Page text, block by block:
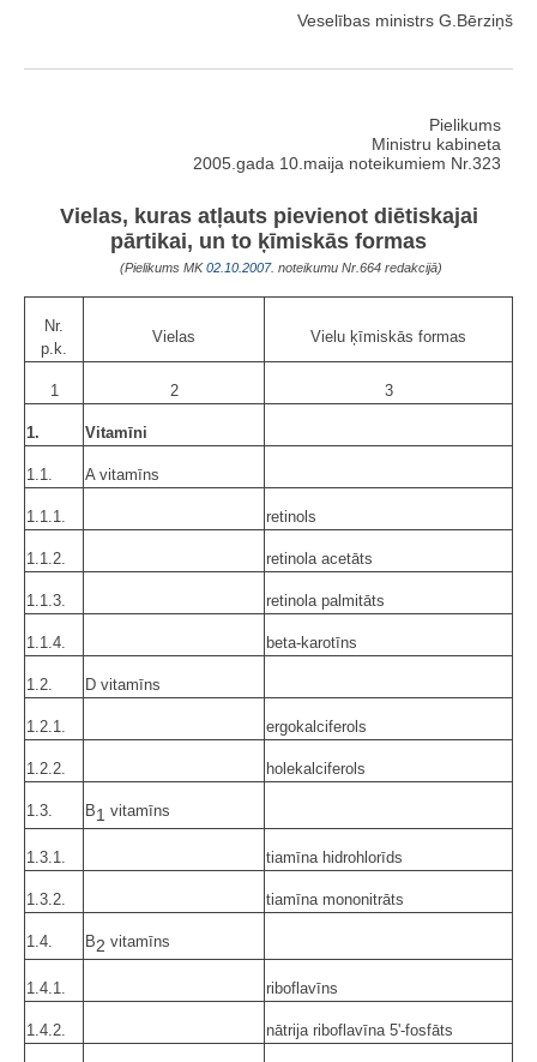
Veselības ministrs G.Bērziņš
Pielikums
Ministru kabineta
2005.gada 10.maija noteikumiem Nr.323
Vielas, kuras atļauts pievienot diētiskajai
pārtikai, un to ķīmiskās formas
(Pielikums MK02.10.2007. noteikumu Nr.664 redakcijā)
Nr.
p.k.
Vielas Vielu ķīmiskās formas
1 2 3
1. Vitamīni
1.1. A vitamīns
1.1.1. retinols
1.1.2. retinola acetāts
1.1.3. retinola palmitāts
1.1.4. beta-karotīns
1.2. D vitamīns
1.2.1. ergokalciferols
1.2.2. holekalciferols
1.3. B1 vitamīns
1.3.1. tiamīna hidrohlorīds
1.3.2. tiamīna mononitrāts
1.4. B2 vitamīns
1.4.1. riboflavīns
1.4.2. nātrija riboflavīna 5'-fosfāts